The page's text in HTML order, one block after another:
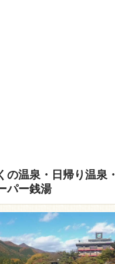
の温泉・日帰り温泉・
パー銭湯